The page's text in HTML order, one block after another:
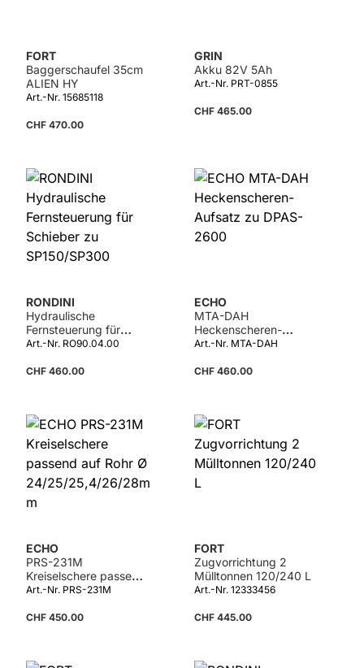
FORT
Baggerschaufel 35cm
ALIEN HY
Art.-Nr. 15685118
CHF 470.00
GRIN
Akku 82V 5Ah
Art.-Nr. PRT-0855
CHF 465.00
RONDINI
Hydraulische
Fernsteuerung für
Schieber zu
Art.-Nr. RO90.04.00
CHF 460.00
ECHO
MTA-DAH
Heckenscheren-
Aufsatz zu DPAS-
Art.-Nr. MTA-DAH
CHF 460.00
ECHO
PRS-231M
Kreiselschere passend
auf Rohr Ø
Art.-Nr. PRS-231M
CHF 450.00
FORT
Zugvorrichtung 2
Mülltonnen 120/240 L
Art.-Nr. 12333456
CHF 445.00